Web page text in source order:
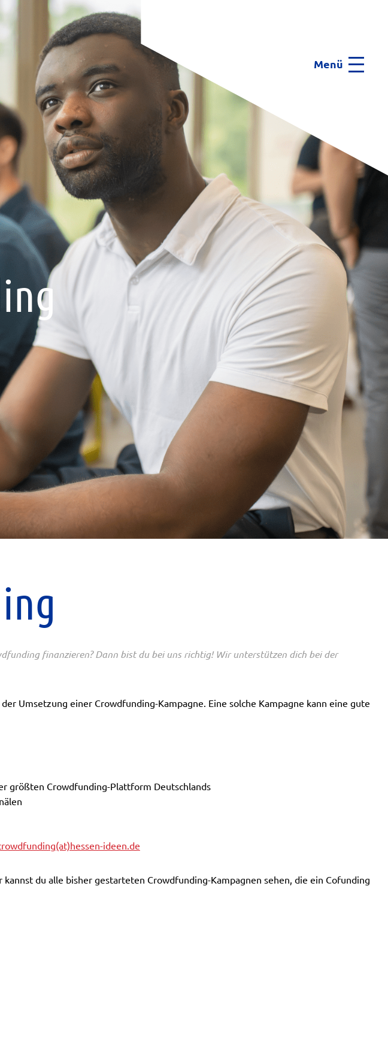
Menü Menu
finanzieren? Dann bist du bei uns richtig! Wir unterstützen dich bei der
Umsetzung einer Crowdfunding-Kampagne. Eine solche Kampagne kann eine gute
größten Crowdfunding-Plattform Deutschlands
ideen.de
du alle bisher gestarteten Crowdfunding-Kampagnen sehen, die ein Cofunding